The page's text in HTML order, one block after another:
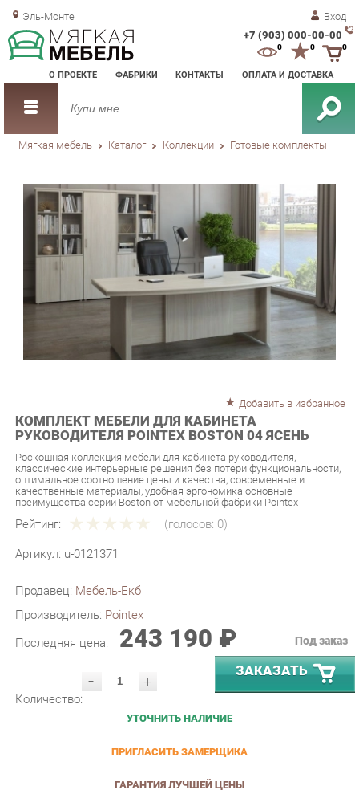
Эль-Монте Вход
+7 (903) 000-00-00
О ПРОЕКТЕ ФАБРИКИ КОНТАКТЫ ОПЛАТА И ДОСТАВКА
0 0
Мягкая мебель Каталог Коллекции Готовые комплекты
КОМПЛЕКТ МЕБЕЛИ ДЛЯ КАБИНЕТА
РУКОВОДИТЕЛЯ POINTEX BOSTON 04 ЯСЕНЬ
Роскошная коллекция мебели для кабинета руководителя,
оптимальное соотношение цены и качества, современные и
качественные материалы, удобная эргономика основные
преимущества серии Boston от мебельной фабрики Pointex
Рейтинг: (голосов:0)
Артикул: u-0121371
Производитель:Pointex
Последняя цена: 243 190 ₽
- ЗАКАЗАТЬ
УТОЧНИТЬ НАЛИЧИЕ
ПРИГЛАСИТЬ ЗАМЕРЩИКА
ГАРАНТИЯ ЛУЧШЕЙ ЦЕНЫ